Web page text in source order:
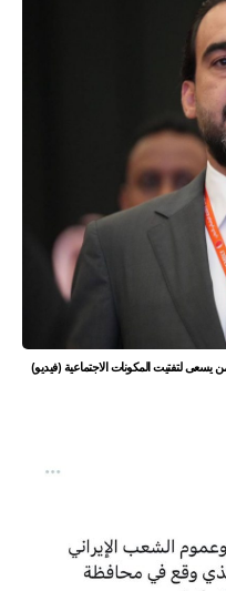
يسعى لتفتيت المكونات الاجتماعية (فيديو)